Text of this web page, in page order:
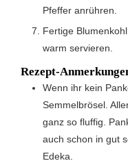
Pfeffer anrühren.
Fertige Blumenkohl Bites mit dem Dip am besten noch
warm servieren.
Rezept-
Wenn ihr kein
Semmelbrösel.
ganz so fluffig.
auch schon in gut
Edeka.